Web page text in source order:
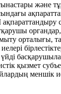
және
орталығы,
қызмет
меншік